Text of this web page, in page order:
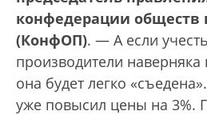
конфедерации обществ
(КонфОП). — А если
производители
она будет легко
уже повысил цены на 3%.